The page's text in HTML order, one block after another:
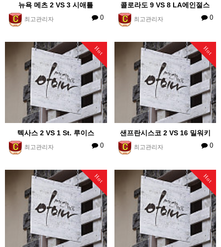
뉴욕 메츠 2 VS 3 시애틀
최고관리자 0
콜로라도 9 VS 8 LA에인절스
최고관리자 0
Hot
텍사스 2 VS 1 St. 루이스
최고관리자 0
Hot
샌프란시스코 2 VS 16 밀워키
최고관리자 0
Hot Hot